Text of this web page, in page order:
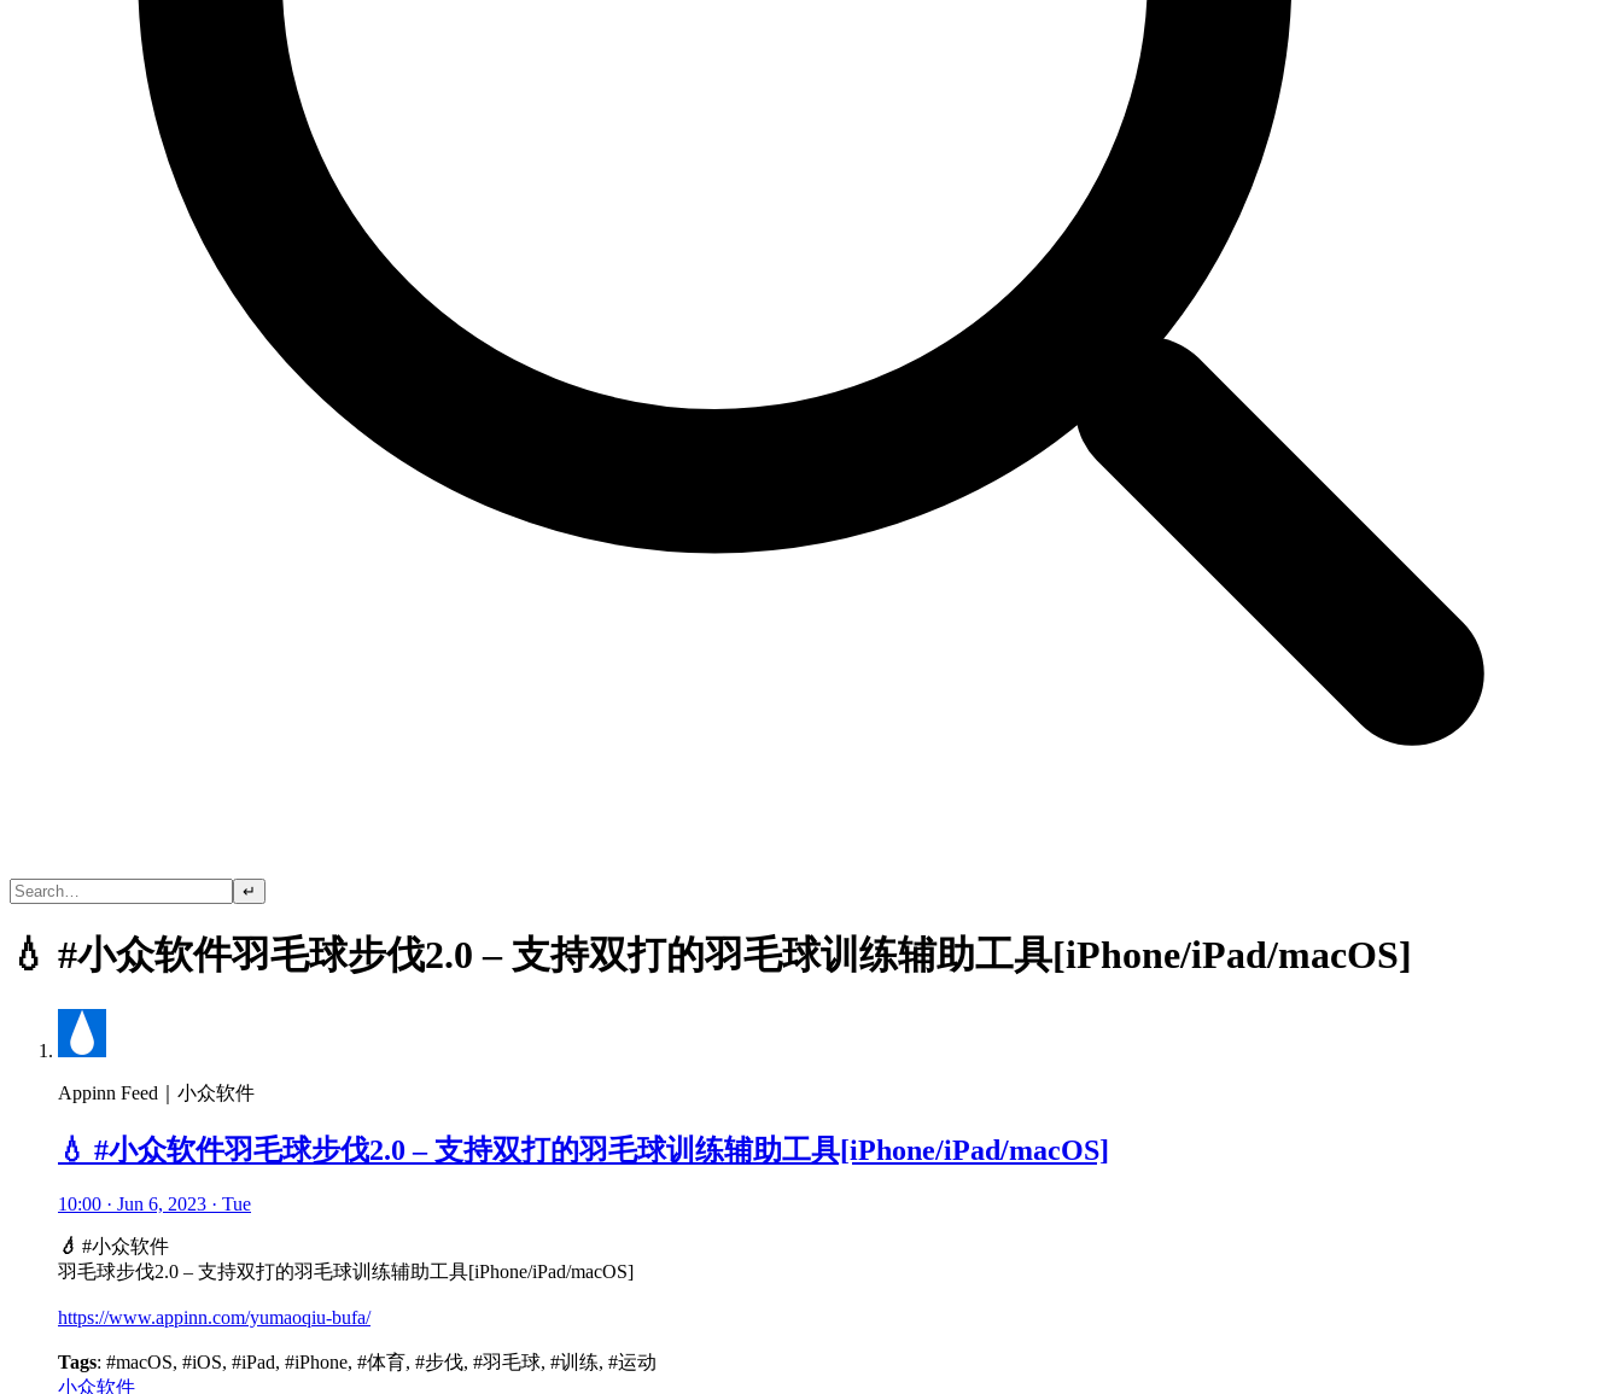
↵
💧 #小众软件羽毛球步伐2.0 – 支持双打的羽毛球训练辅助工具[iPhone/iPad/macOS]
Appinn Feed｜小众软件
💧 #小众软件羽毛球步伐2.0 – 支持双打的羽毛球训练辅助工具[iPhone/iPad/macOS]
10:00 · Jun 6, 2023 · Tue
💧 #小众软件
羽毛球步伐2.0 – 支持双打的羽毛球训练辅助工具[iPhone/iPad/macOS]
https://www.appinn.com/yumaoqiu-bufa/
Tags: #macOS, #iOS, #iPad, #iPhone, #体育, #步伐, #羽毛球, #训练, #运动
小众软件